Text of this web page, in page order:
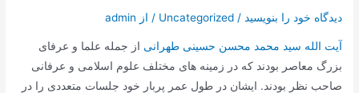
دیدگاه‌ خود را بنویسید /
Uncategorized / از admin
آیت الله سید محمد محسن حسینی طهرانی از جمله علما و عرفای
بزرگ معاصر بودند که در زمینه های مختلف علوم اسلامی و عرفانی
صاحب نظر بودند. ایشان در طول عمر پربار خود جلسات متعددی را در